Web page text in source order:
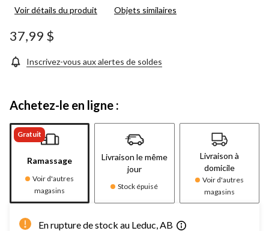
4
même
page.
Voir détails du produit Objets similaires
37,99 $
Inscrivez-vous aux alertes de soldes
Achetez-le en ligne :
Gratuit
Ramassage
Voir d'autres
magasins
Livraison le même
jour
Stock épuisé
Livraison à
domicile
Voir d'autres
magasins
En rupture de stock au Leduc, AB